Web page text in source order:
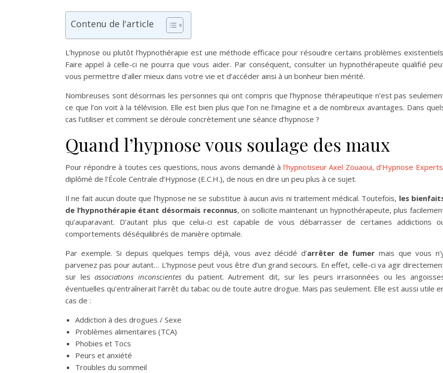
Contenu de l'article
L’hypnose ou plutôt l’hypnothérapie est une méthode efficace pour résoudre certains problèmes
Faire appel à celle-ci ne pourra que vous aider. Par conséquent, consulter un hypnothérapeute qualifié
vous permettre d’aller mieux dans votre vie et d’accéder ainsi à un bonheur bien mérité.
Nombreuses sont désormais les personnes qui ont compris que l’hypnose thérapeutique n’est pas
ce que l’on voit à la télévision. Elle est bien plus que l’on ne l’imagine et a de nombreux avantages. Dans
cas l’utiliser et comment se déroule concrètement une séance d’hypnose ?
Quand l’hypnose vous soulage des maux
Pour répondre à toutes ces questions, nous avons demandé à l’hypnotiseur Axel Zouaoui, d’Hypnose Experts
diplômé de l’École Centrale d’Hypnose (E.C.H.), de nous en dire un peu plus à ce sujet.
Il ne fait aucun doute que l’hypnose ne se substitue à aucun avis ni traitement médical. Toutefois, les
de l’hypnothérapie étant désormais reconnus, on sollicite maintenant un hypnothérapeute, plus
qu’auparavant. D’autant plus que celui-ci est capable de vous débarrasser de certaines addictions
comportements déséquilibrés de manière optimale.
Par exemple. Si depuis quelques temps déjà, vous avez décidé d’arrêter de fumer mais que vous
parvenez pas pour autant… L’hypnose peut vous être d’un grand secours. En effet, celle-ci va agir
sur lesassociations inconscientesdu patient. Autrement dit, sur les peurs irraisonnées ou les
éventuelles qu’entraînerait l’arrêt du tabac ou de toute autre drogue. Mais pas seulement. Elle est aussi utile
cas de :
Addiction à des drogues / Sexe
Problèmes alimentaires (TCA)
Phobies et Tocs
Peurs et anxiété
Troubles du sommeil